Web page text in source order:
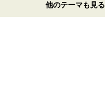
他のテーマも見る